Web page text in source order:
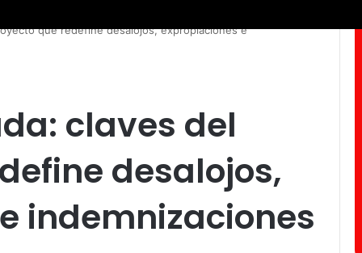
que redefine desalojos, expropiaciones e
claves del
desalojos,
indemnizaciones